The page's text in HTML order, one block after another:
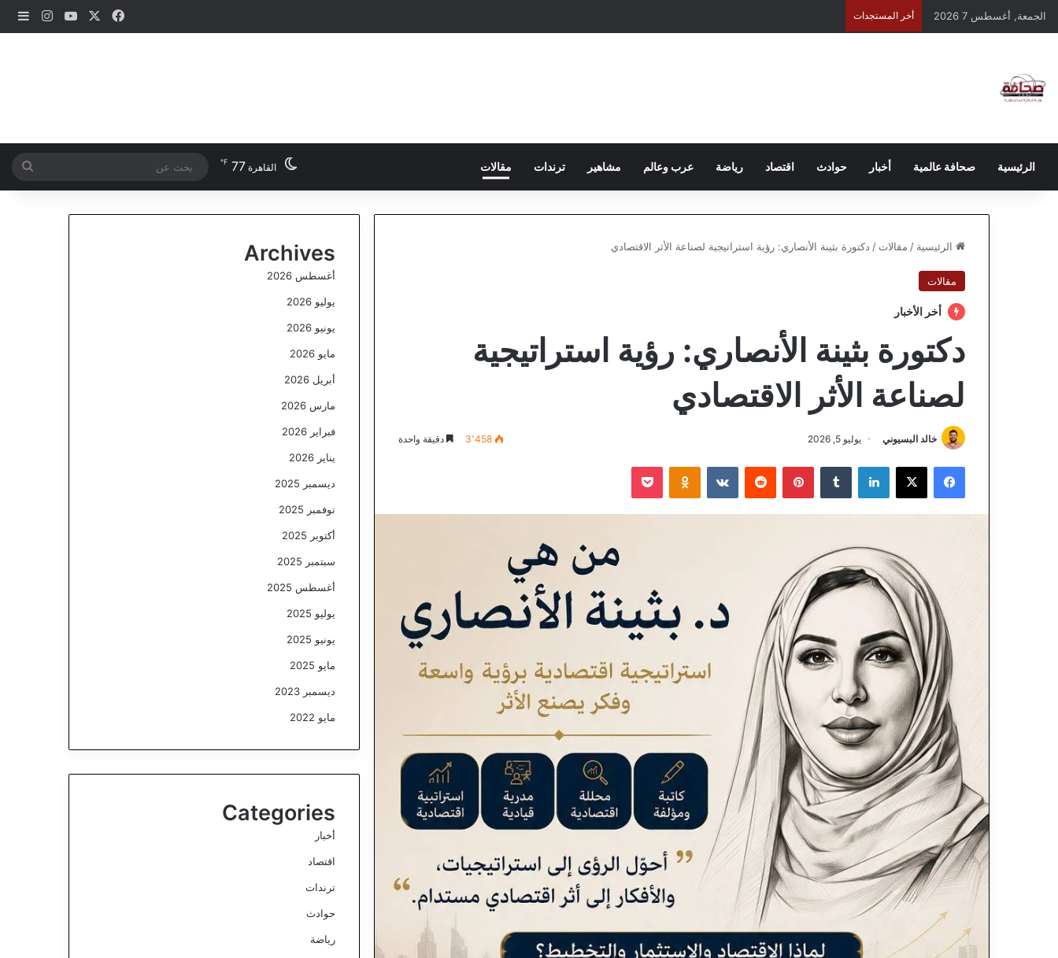
الجمعة, أغسطس 7 2026 أخر المستجدات فيسبوك ‫YouTube
الرئيسية صحافة عالمية أخبار حوادث اقتصاد رياضة عرب وعالم مشاهير ترندات مقالات القاهرة 77
℉
عن
الرئيسية / مقالات / دكتورة بثينة الأنصاري: رؤية استراتيجية لصناعة الأثر الاقتصادي
مقالات
أخر الأخبار
دكتورة بثينة الأنصاري: رؤية استراتيجية
لصناعة الأثر الاقتصادي
خالد البسيوني يوليو 5, 2026 3٬458 دقيقة واحدة
فيسبوك لينكدإن بينتيريست
Archives
أغسطس 2026
يوليو 2026
يونيو 2026
مايو 2026
أبريل 2026
مارس 2026
فبراير 2026
يناير 2026
ديسمبر 2025
نوفمبر 2025
أكتوبر 2025
سبتمبر 2025
أغسطس 2025
يوليو 2025
يونيو 2025
مايو 2025
ديسمبر 2023
مايو 2022
Categories
أخبار
اقتصاد
ترندات
حوادث
رياضة